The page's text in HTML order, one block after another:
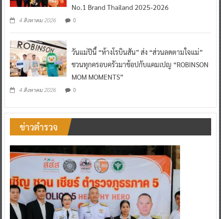
No.1 Brand Thailand 2025-2026
4 สิงหาคม 2026 0
วันแม่ปีนี้ “ห้างโรบินสัน” ส่ง “ส่วนลดตามใจแม่”
ชวนทุกครอบครัวมาช้อปกับแคมเปญ “ROBINSON
MOM MOMENTS”
4 สิงหาคม 2026 0
ข่าวตำรวจ